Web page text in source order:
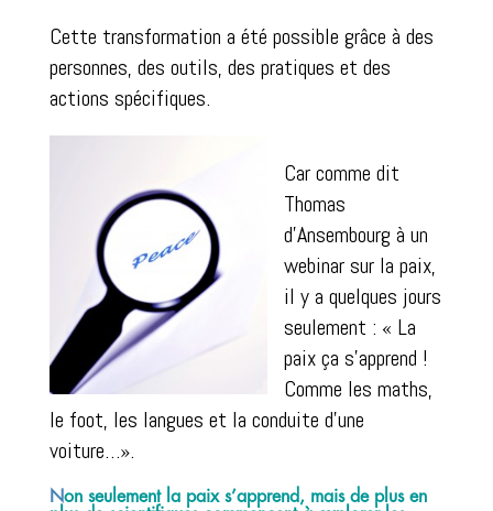
Cette transformation a été possible grâce à des
personnes, des outils, des pratiques et des
actions spécifiques.
Car comme dit
Thomas
d’Ansembourg à un
webinar sur la paix,
il y a quelques jours
seulement : « La
paix ça s’apprend !
Comme les maths,
le foot, les langues et la conduite d’une
voiture…».
Non seulement la paix s’apprend, mais de plus en